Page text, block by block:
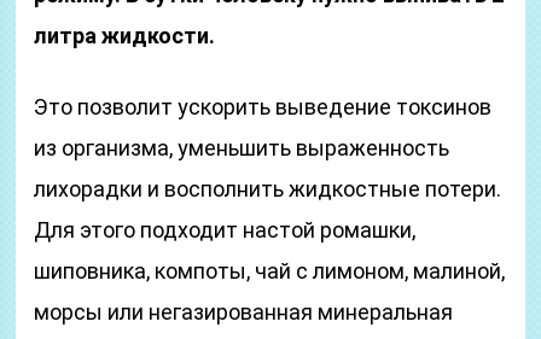
литра жидкости.
Это позволит ускорить выведение токсинов
из организма, уменьшить выраженность
лихорадки и восполнить жидкостные потери.
Для этого подходит настой ромашки,
шиповника, компоты, чай с лимоном, малиной,
морсы или негазированная минеральная